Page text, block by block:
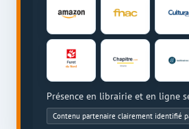
Présence en librairie et en ligne
Contenu partenaire clairement identifié